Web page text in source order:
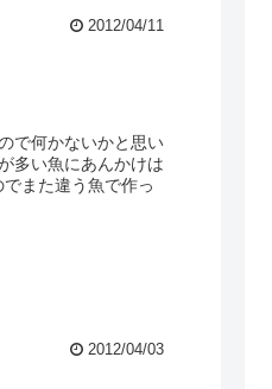
2012/04/11
で何かないかと思い
多い魚にあんかけは
また違う魚で作っ
2012/04/03